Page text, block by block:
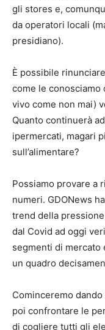
gli stores e,
da operatori locali
presidiano).
È possibile
come le conosciamo
vivo come non mai)
Quanto continuerà
ipermercati, magari
sull’alimentare?
Possiamo provare a
numeri. GDONews
trend della
dal Covid ad oggi
segmenti di mercato
un quadro
Cominceremo
poi confrontare le
di cogliere tutti gli